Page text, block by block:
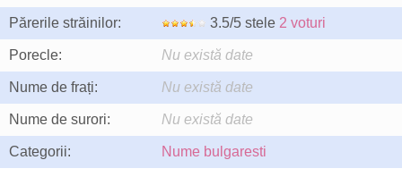
Părerile străinilor: 3.5/5 stele 2 voturi
Porecle: Nu există date
Nume de frați: Nu există date
Nume de surori: Nu există date
Categorii: Nume bulgaresti